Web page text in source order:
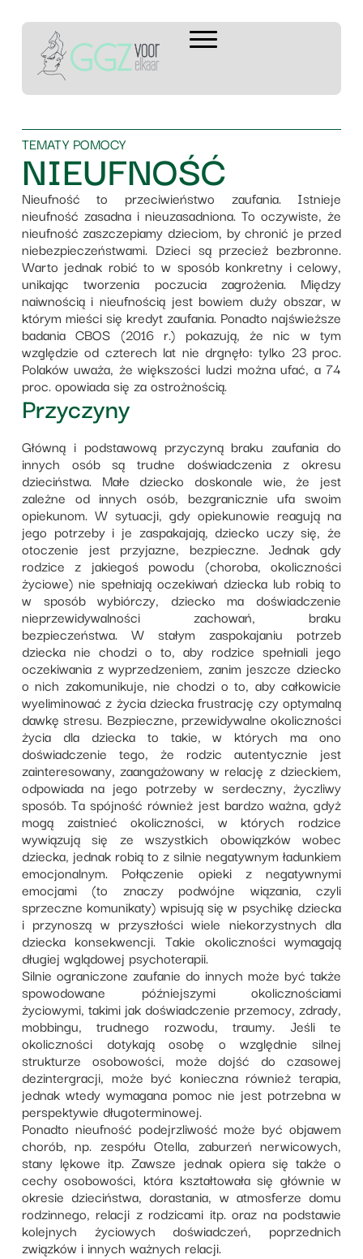
TEMATY POMOCY
NIEUFNOŚĆ
Nieufność to przeciwieństwo zaufania. Istnieje
nieufność zasadna i nieuzasadniona. To oczywiste, że
nieufność zaszczepiamy dzieciom, by chronić je przed
niebezpieczeństwami. Dzieci są przecież bezbronne.
Warto jednak robić to w sposób konkretny i celowy,
unikając tworzenia poczucia zagrożenia. Między
naiwnością i nieufnością jest bowiem duży obszar, w
którym mieści się kredyt zaufania. Ponadto najświeższe
badania CBOS (2016 r.) pokazują, że nic w tym
względzie od czterech lat nie drgnęło: tylko 23 proc.
Polaków uważa, że większości ludzi można ufać, a 74
proc. opowiada się za ostrożnością.
Przyczyny
Główną i podstawową przyczyną braku zaufania do
innych osób są trudne doświadczenia z okresu
dzieciństwa. Małe dziecko doskonale wie, że jest
zależne od innych osób, bezgranicznie ufa swoim
opiekunom. W sytuacji, gdy opiekunowie reagują na
jego potrzeby i je zaspakajają, dziecko uczy się, że
otoczenie jest przyjazne, bezpieczne. Jednak gdy
rodzice z jakiegoś powodu (choroba, okoliczności
życiowe) nie spełniają oczekiwań dziecka lub robią to
w sposób wybiórczy, dziecko ma doświadczenie
nieprzewidywalności zachowań, braku
bezpieczeństwa. W stałym zaspokajaniu potrzeb
dziecka nie chodzi o to, aby rodzice spełniali jego
oczekiwania z wyprzedzeniem, zanim jeszcze dziecko
o nich zakomunikuje, nie chodzi o to, aby całkowicie
wyeliminować z życia dziecka frustrację czy optymalną
dawkę stresu. Bezpieczne, przewidywalne okoliczności
życia dla dziecka to takie, w których ma ono
doświadczenie tego, że rodzic autentycznie jest
zainteresowany, zaangażowany w relację z dzieckiem,
odpowiada na jego potrzeby w serdeczny, życzliwy
sposób. Ta spójność również jest bardzo ważna, gdyż
mogą zaistnieć okoliczności, w których rodzice
wywiązują się ze wszystkich obowiązków wobec
dziecka, jednak robią to z silnie negatywnym ładunkiem
emocjonalnym. Połączenie opieki z negatywnymi
emocjami (to znaczy podwójne wiązania, czyli
sprzeczne komunikaty) wpisują się w psychikę dziecka
i przynoszą w przyszłości wiele niekorzystnych dla
dziecka konsekwencji. Takie okoliczności wymagają
długiej wglądowej psychoterapii.
Silnie ograniczone zaufanie do innych może być także
spowodowane późniejszymi okolicznościami
życiowymi, takimi jak doświadczenie przemocy, zdrady,
mobbingu, trudnego rozwodu, traumy. Jeśli te
okoliczności dotykają osobę o względnie silnej
strukturze osobowości, może dojść do czasowej
dezintergracji, może być konieczna również terapia,
jednak wtedy wymagana pomoc nie jest potrzebna w
perspektywie długoterminowej.
Ponadto nieufność podejrzliwość może być objawem
chorób, np. zespółu Otella, zaburzeń nerwicowych,
stany lękowe itp. Zawsze jednak opiera się także o
cechy osobowości, która kształtowała się głównie w
okresie dzieciństwa, dorastania, w atmosferze domu
rodzinnego, relacji z rodzicami itp. oraz na podstawie
kolejnych życiowych doświadczeń, poprzednich
związków i innych ważnych relacji.